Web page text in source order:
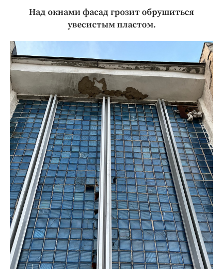
Над окнами фасад грозит обрушиться
увесистым пластом.